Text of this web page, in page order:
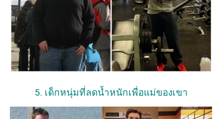
5. เด็กหนุ่มที่ลดน้ำหนักเพื่อแม่ของเขา